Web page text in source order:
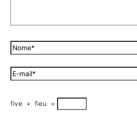
five + fieu =